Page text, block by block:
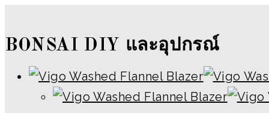
to
content
BONSAI DIY และอุปกรณ์